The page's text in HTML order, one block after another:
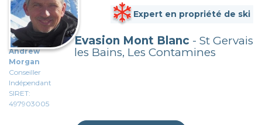
Andrew
Morgan
Conseiller
Indépendant
SIRET:
497903005
Expert en propriété de ski
Evasion Mont Blanc - St Gervais
les Bains, Les Contamines